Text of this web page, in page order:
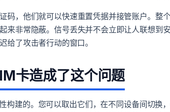
码，他们就可以快速重置凭据并接管账户。整
来非常隐蔽。信号丢失并不会立即让人联想到
给了攻击者行动的窗口。
卡造成了这个问题
构建的。您可以取出它们，在不同设备间切换